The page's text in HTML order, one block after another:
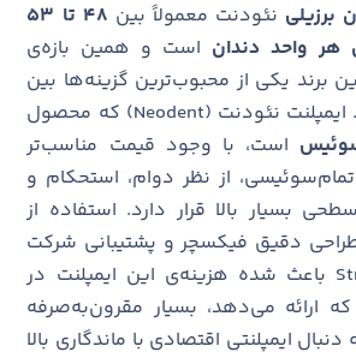
برزیلی نئودنت معمولاً بین
۴۸ تا ۵۳
هر واحد دندان است و همین بازه‌ی
برند یکی از محبوب‌ترین گزینه‌ها بین
بیماران ایرانی باشد. ایمپلنت نئودنت (Neodent) که محصول
است، با وجود قیمت مناسب‌تر
از نظر دوام، استحکام و
بسیار بالا قرار دارد. استفاده از
طراحی دقیق فیکسچر و پشتیبانی شرکت
سوئیسی Straumann باعث شده هزینه‌ی این ایمپلنت در
ارائه می‌دهد، بسیار مقرون‌به‌صرفه
دنبال ایمپلنتی اقتصادی با ماندگاری بالا